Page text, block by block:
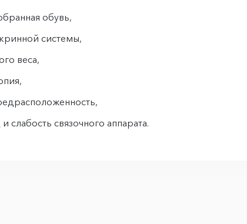
обувь,
системы,
веса,
связочного аппарата.